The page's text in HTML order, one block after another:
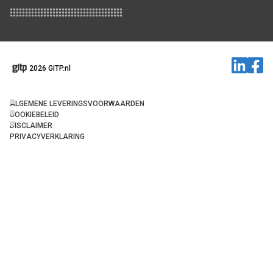
2026 GITP.nl
ALGEMENE LEVERINGSVOORWAARDEN
COOKIEBELEID
DISCLAIMER
PRIVACYVERKLARING